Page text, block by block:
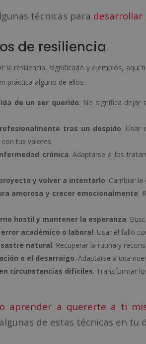
técnicas para desarrollar
de resiliencia
la resiliencia, significado y ejemplos, aquí
práctica alguno de ellos:
de un ser querido. No significa dejar
tras un despido. Usar
tus valores.
crónica. Adaptarse a los
y volver a intentarlo. Cambiar
amorosa y crecer emocionalmente.
hostil y mantener la esperanza.
académico o laboral. Usar el fallo
natural. Recuperar la rutina y
o el desarraigo. Adaptarse a una
circunstancias difíciles. Transformar
aprender a quererte a ti
de estas técnicas en tu